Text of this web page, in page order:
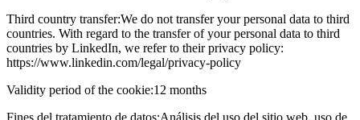
Third country transfer:We do not transfer your personal data to third
countries. With regard to the transfer of your personal data to third
countries by LinkedIn, we refer to their privacy policy:
https://www.linkedin.com/legal/privacy-policy
Validity period of the cookie:12 months
Fines del tratamiento de datos:Análisis del uso del sitio web, uso de